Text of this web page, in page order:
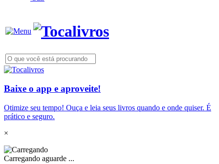
Baixe o app e aproveite!
Otimize seu tempo! Ouça e leia seus livros quando e onde quiser. É
prático e seguro.
×
Carregando aguarde ...